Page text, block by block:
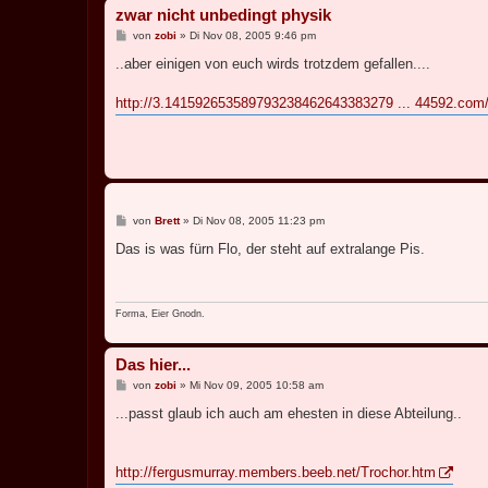
zwar nicht unbedingt physik
B
i
a
g
von zobi » Di Nov 08, 2005 9:46 pm
..aber einigen von euch wirds trotzdem gefallen....
http://3.141592653589793238462643383279 ... 44592.com/
B
i
von Brett» Di Nov 08, 2005 11:23 pm
Das is was fürn Flo, der steht auf extralange Pis.
Forma, Eier Gnodn.
Das hier...
B
i
t
von zobi » Mi Nov 09, 2005 10:58 am
...passt glaub ich auch am ehesten in diese Abteilung..
http://fergusmurray.members.beeb.net/Trochor.htm